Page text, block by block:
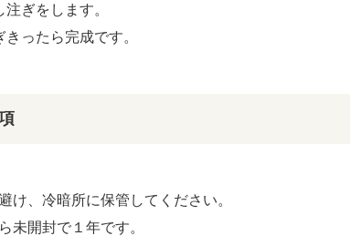
ぎをします。
ったら完成です。
け、冷暗所に保管してください。
未開封で１年です。